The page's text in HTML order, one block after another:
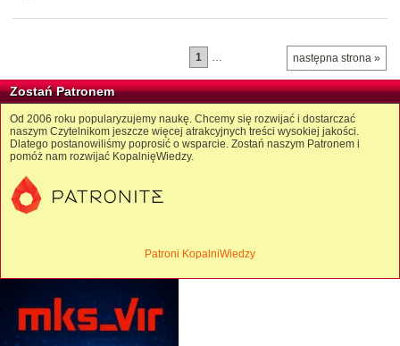
następna strona »
1 …
Zostań Patronem
Od 2006 roku popularyzujemy naukę. Chcemy się rozwijać i dostarczać
naszym Czytelnikom jeszcze więcej atrakcyjnych treści wysokiej jakości.
Dlatego postanowiliśmy poprosić o wsparcie. Zostań naszym Patronem i
pomóż nam rozwijać KopalnięWiedzy.
Patroni KopalniWiedzy